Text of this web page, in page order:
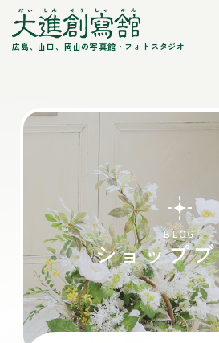
広島、山口、岡山の写真館・フォトスタジオ
BLOG
ショップ